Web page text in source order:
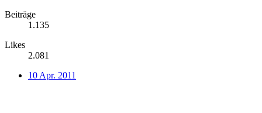
Beiträge
1.135
Likes
2.081
10 Apr. 2011